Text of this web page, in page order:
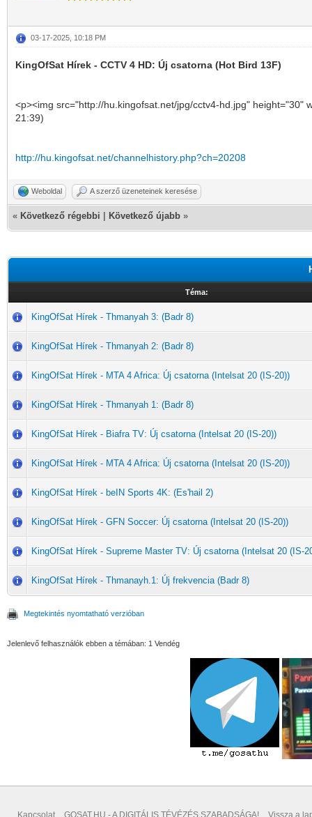
03-17-2025, 10:18 PM
KingOfSat Hírek - CCTV 4 HD: Új csatorna (Hot Bird 13F)
<p><img src="http://hu.kingofsat.net/jpg/cctv4-hd.jpg"
21:39)
http://hu.kingofsat.net/channelhistory.php?ch=20208
Weboldal A szerző üzeneteinek keresése
« Következő régebbi Következő újabb »
Téma:
KingOfSat Hírek - Thmanyah 3: (Badr 8)
KingOfSat Hírek - Thmanyah 2: (Badr 8)
KingOfSat Hírek - MTA 4 Africa: Új csatorna (Intelsat 20 (IS-20))
KingOfSat Hírek - Thmanyah 1: (Badr 8)
KingOfSat Hírek - Biafra TV: Új csatorna (Intelsat 20 (IS-20))
KingOfSat Hírek - MTA 4 Africa: Új csatorna (Intelsat 20 (IS-20))
KingOfSat Hírek - beIN Sports 4K: (Es'hail 2)
KingOfSat Hírek - GFN Soccer: Új csatorna (Intelsat 20 (IS-20))
KingOfSat Hírek - Supreme Master TV: Új csatorna (Intelsat 20 (IS-
KingOfSat Hírek - Thmanayh.1: Új frekvencia (Badr 8)
Megtekintés nyomtatható verzióban
Jelenlevő felhasználók ebben a témában: 1 Vendég
Kapcsolat GOSAT.HU - A DIGITÁLIS TÉVÉZÉS SZABADSÁGA! Vissza a